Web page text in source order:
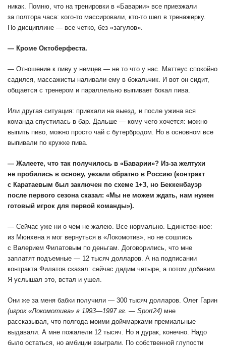
никак. Помню, что на тренировки в «Баварии» все приезжали
за полтора часа: кого-то массировали, кто-то шел в тренажерку.
По дисциплине — все четко, без «загулов».
— Кроме Октоберфеста.
— Отношение к пиву у немцев — не то что у нас. Маттеус спокойно
садился, массажисты наливали ему в бокальчик. И вот он сидит,
общается с тренером и параллельно выпивает бокал пива.
Или другая ситуация: приехали на выезд, и после ужина вся
команда спустилась в бар. Дальше — кому чего хочется: можно
выпить пиво, можно просто чай с бутербродом. Но в основном все
выпивали по кружке пива.
— Жалеете, что так получилось в «Баварии»? Из-за желтухи
не пробились в основу, уехали обратно в Россию (контракт
с Каратаевым был заключен по схеме 1+3, но Беккенбауэр
после первого сезона сказал: «Мы не можем ждать, нам нужен
готовый игрок для первой команды»).
— Сейчас уже ни о чем не жалею. Все нормально. Единственное:
из Мюнхена я мог вернуться в «Локомотив», но не сошлись
с Валерием Филатовым по деньгам. Договорились, что мне
заплатят подъемные — 12 тысяч долларов. А на подписании
контракта Филатов сказал: сейчас дадим четыре, а потом добавим.
Я услышал это, встал и ушел.
Они же за меня бабки получили — 300 тысяч долларов. Олег Гарин
(игрок «Локомотива» в 1993—1997 гг. — Sport24) мне
рассказывал, что полгода моими дойчмарками премиальные
выдавали. А мне пожалели 12 тысяч. Но я дурак, конечно. Надо
было остаться, но амбиции взыграли. По собственной глупости